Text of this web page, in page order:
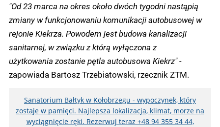
"Od 23 marca na okres około dwóch tygodni nastąpią
zmiany w funkcjonowaniu komunikacji autobusowej w
rejonie Kiekrza. Powodem jest budowa kanalizacji
sanitarnej, w związku z którą wyłączona z
użytkowania zostanie pętla autobusowa Kiekrz" -
zapowiada Bartosz Trzebiatowski, rzecznik ZTM.
Sanatorium Bałtyk w Kołobrzegu - wypoczynek, który
zostaje w pamięci. Najlepsza lokalizacja, klimat, morze na
wyciągnięcie ręki. Rezerwuj teraz +48 94 355 34 44,